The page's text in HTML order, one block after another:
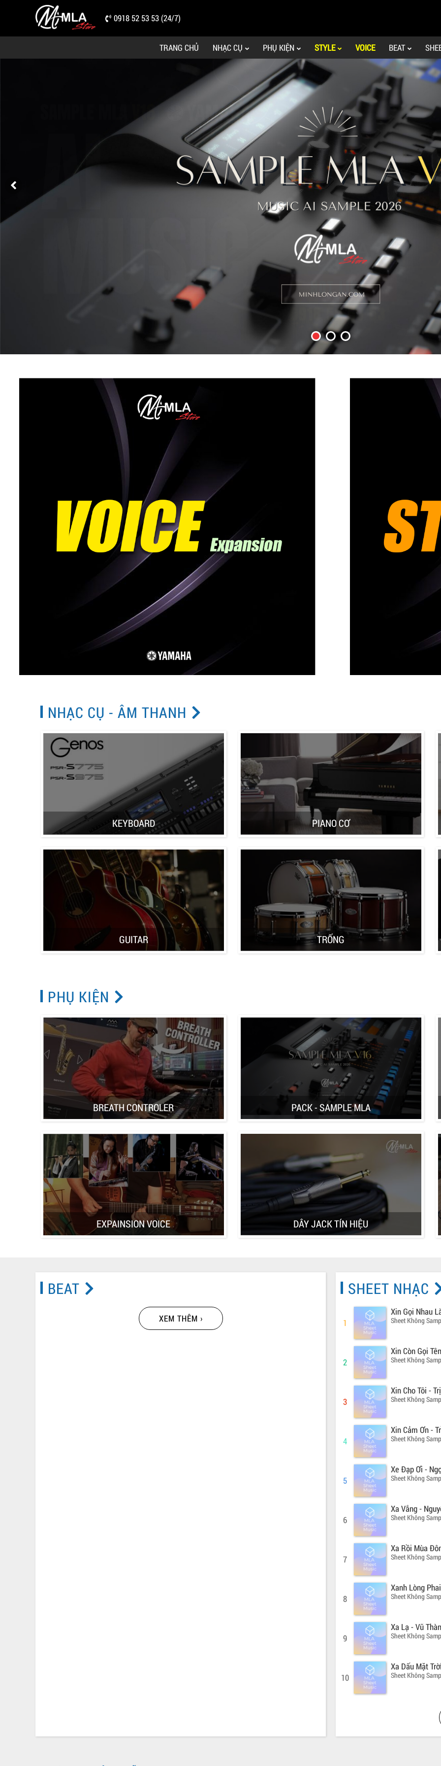
0918 52 53 53 (24/7)
TRANG CHỦ NHẠC CỤ PHỤ KIỆN STYLE VOICE BEAT
NHẠC CỤ - ÂM THANH
KEYBOARD PIANO CƠ
GUITAR TRỐNG
PHỤ KIỆN
BREATH CONTROLER PACK - SAMPLE MLA
EXPAINSION VOICE DÂY JACK TÍN HIỆU
BEAT
XEM THÊM ›
SHEET NHẠC
1
Xin Gọi Nhau
Sheet Không
2
Xin Còn Gọi
Sheet Không
3
Xin Cho Tôi -
Sheet Không
4
Xin Cảm Ơn -
Sheet Không
5
Xe Đạp Ơi -
Sheet Không
6
Xa Vắng -
Sheet Không
7
Xa Rồi Mùa
Sheet Không
8
Xanh Lòng
Sheet Không
9
Xa Lạ - Vũ
Sheet Không
10
Xa Dấu Mặt
Sheet Không